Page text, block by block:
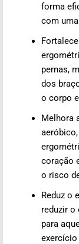
forma
com
pernas,
dos
o corpo
Melhora
coração
o risco
Reduz o
reduzir o
para
exercício